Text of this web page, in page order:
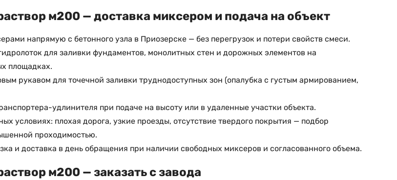
м200 — доставка миксером и подача на объект
напрямую с бетонного узла в Приозерске — без перегрузок и потери свойств смеси.
для заливки фундаментов, монолитных стен и дорожных элементов на
площадках.
рукавом для точечной заливки труднодоступных зон (опалубка с густым армированием,
удлинителя при подаче на высоту или в удаленные участки объекта.
условиях: плохая дорога, узкие проезды, отсутствие твердого покрытия — подбор
проходимостью.
и доставка в день обращения при наличии свободных миксеров и согласованного объема.
м200 — заказать с завода